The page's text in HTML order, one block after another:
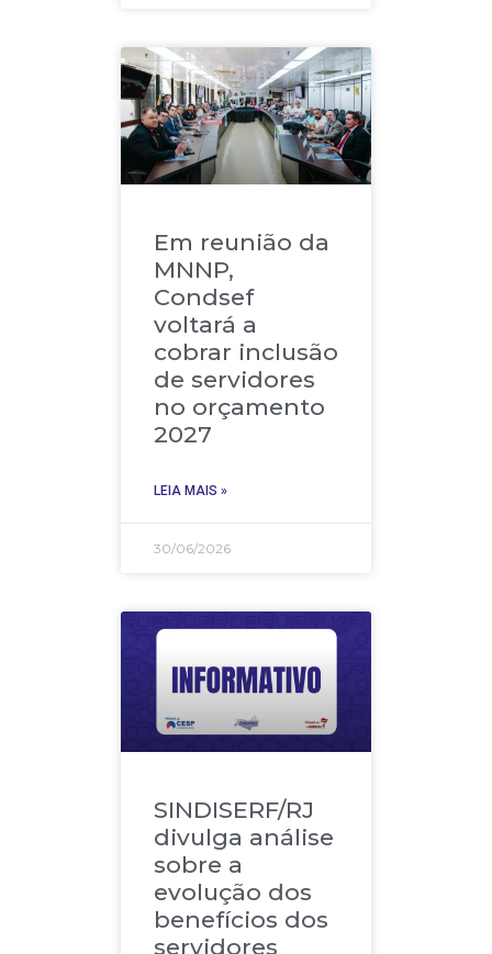
Em reunião da
MNNP,
Condsef
voltará a
cobrar inclusão
de servidores
no orçamento
2027
LEIA MAIS »
30/06/2026
SINDISERF/RJ
divulga análise
sobre a
evolução dos
benefícios dos
servidores